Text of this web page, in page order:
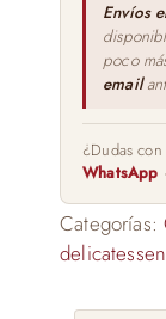
Envíos
poco
email
¿Dudas
WhatsApp ·
Categorías:
delicatessen